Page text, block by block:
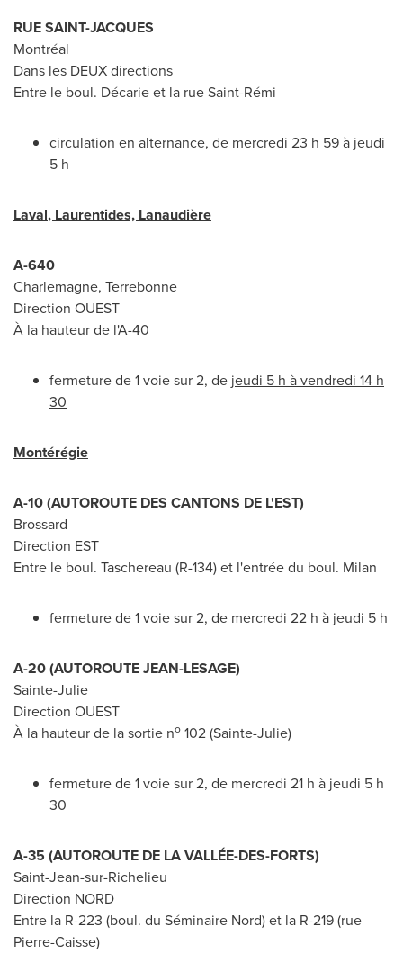
RUESAINT-JACQUES
Montréal
Dans les DEUX directions
Entre le boul. Décarie et la rue Saint-Rémi
circulation en alternance, de mercredi 23 h 59 à jeudi
5 h
Laval, Laurentides, Lanaudière
A-640
Charlemagne, Terrebonne
Direction OUEST
À la hauteur de l'A-40
fermeture de 1 voie sur 2, de jeudi 5 h à vendredi 14 h
30
Montérégie
A-10 (AUTOROUTE DES CANTONS DE L'EST)
Brossard
Direction EST
Entre le boul. Taschereau (R-134) et l'entrée du boul. Milan
fermeture de 1 voie sur 2, de mercredi 22 h à jeudi 5 h
A-20 (AUTOROUTE JEAN-LESAGE)
Sainte-Julie
Direction OUEST
À la hauteur de la sortie no 102 (Sainte-Julie)
fermeture de 1 voie sur 2, de mercredi 21 h à jeudi 5 h
30
A-35 (AUTOROUTE DE LA VALLÉE-DES-FORTS)
Saint-Jean-sur-Richelieu
Direction NORD
Entre la R-223 (boul. du Séminaire Nord) et la R-219 (rue
Pierre-Caisse)